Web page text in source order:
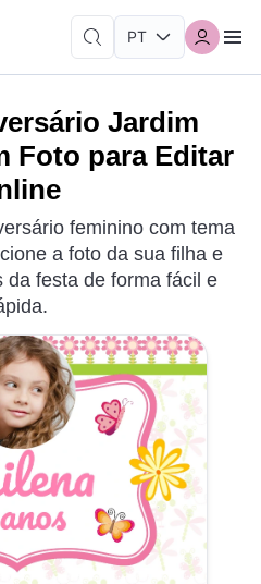
Jardim
Foto para Editar
feminino com tema
a foto da sua filha e
da festa de forma fácil e